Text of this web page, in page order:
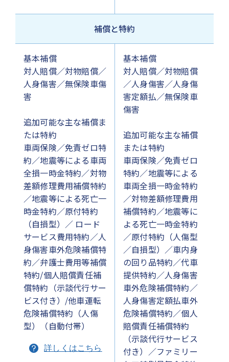
補償と特約
基本補償
対人賠償／対物賠償／
人身傷害／無保険車傷
害
追加可能な主な補償ま
たは特約
車両保険／免責ゼロ特
約／地震等による車両
全損一時金特約／対物
差額修理費用補償特約
／地震等による死亡一
時金特約／原付特約
（自損型）／ ロード
サービス費用特約／人
身傷害車外危険補償特
約／弁護士費用等補償
特約/個人賠償責任補
償特約（示談代行サー
ビス付き）/他車運転
危険補償特約（人傷
型）（自動付帯）
詳しくはこちら
基本補償
対人賠償／対物賠償
／人身傷害／人身傷
害定額払／無保険車
傷害
追加可能な主な補償
または特約
車両保険／免責ゼロ
特約／地震等による
車両全損一時金特約
／対物差額修理費用
補償特約／地震等に
よる死亡一時金特約
／原付特約（人傷型
／自損型）／車内身
の回り品特約／代車
提供特約／人身傷害
車外危険補償特約／
人身傷害定額払車外
危険補償特約／個人
賠償責任補償特約
（示談代行サービス
付き）／ファミリー